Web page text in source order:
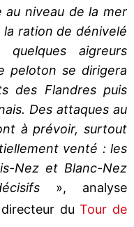
au niveau de la mer
la ration de dénivelé
aigreurs
peloton se dirigera
des Flandres puis
Des attaques au
à prévoir, surtout
venté : les
Nez et Blanc-Nez
», analyse
duTour de